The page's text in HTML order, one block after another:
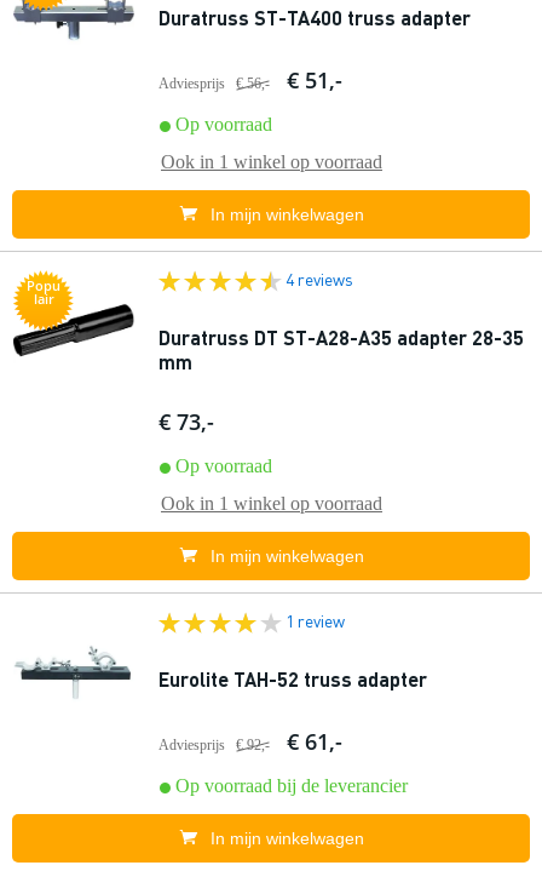
Duratruss ST-TA400 truss adapter
Adviesprijs € 56,- € 51,-
Op voorraad
Ook in 1 winkel op voorraad
In mijn winkelwagen
Popu
lair
4 reviews
Duratruss DT ST-A28-A35 adapter 28-35
mm
€ 73,-
Op voorraad
Ook in 1 winkel op voorraad
In mijn winkelwagen
1 review
Eurolite TAH-52 truss adapter
Adviesprijs € 92,- € 61,-
Op voorraad bij de leverancier
In mijn winkelwagen